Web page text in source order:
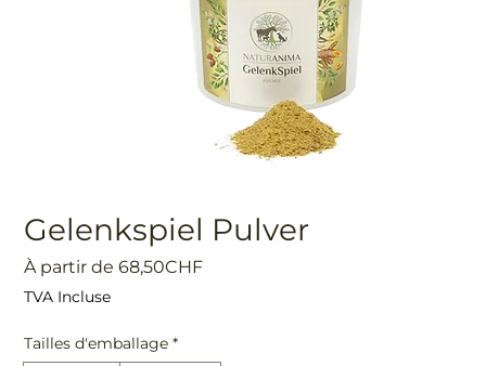
Gelenkspiel Pulver
À partir de68,50CHFPrix
TVA Incluse
Tailles d'emballage *